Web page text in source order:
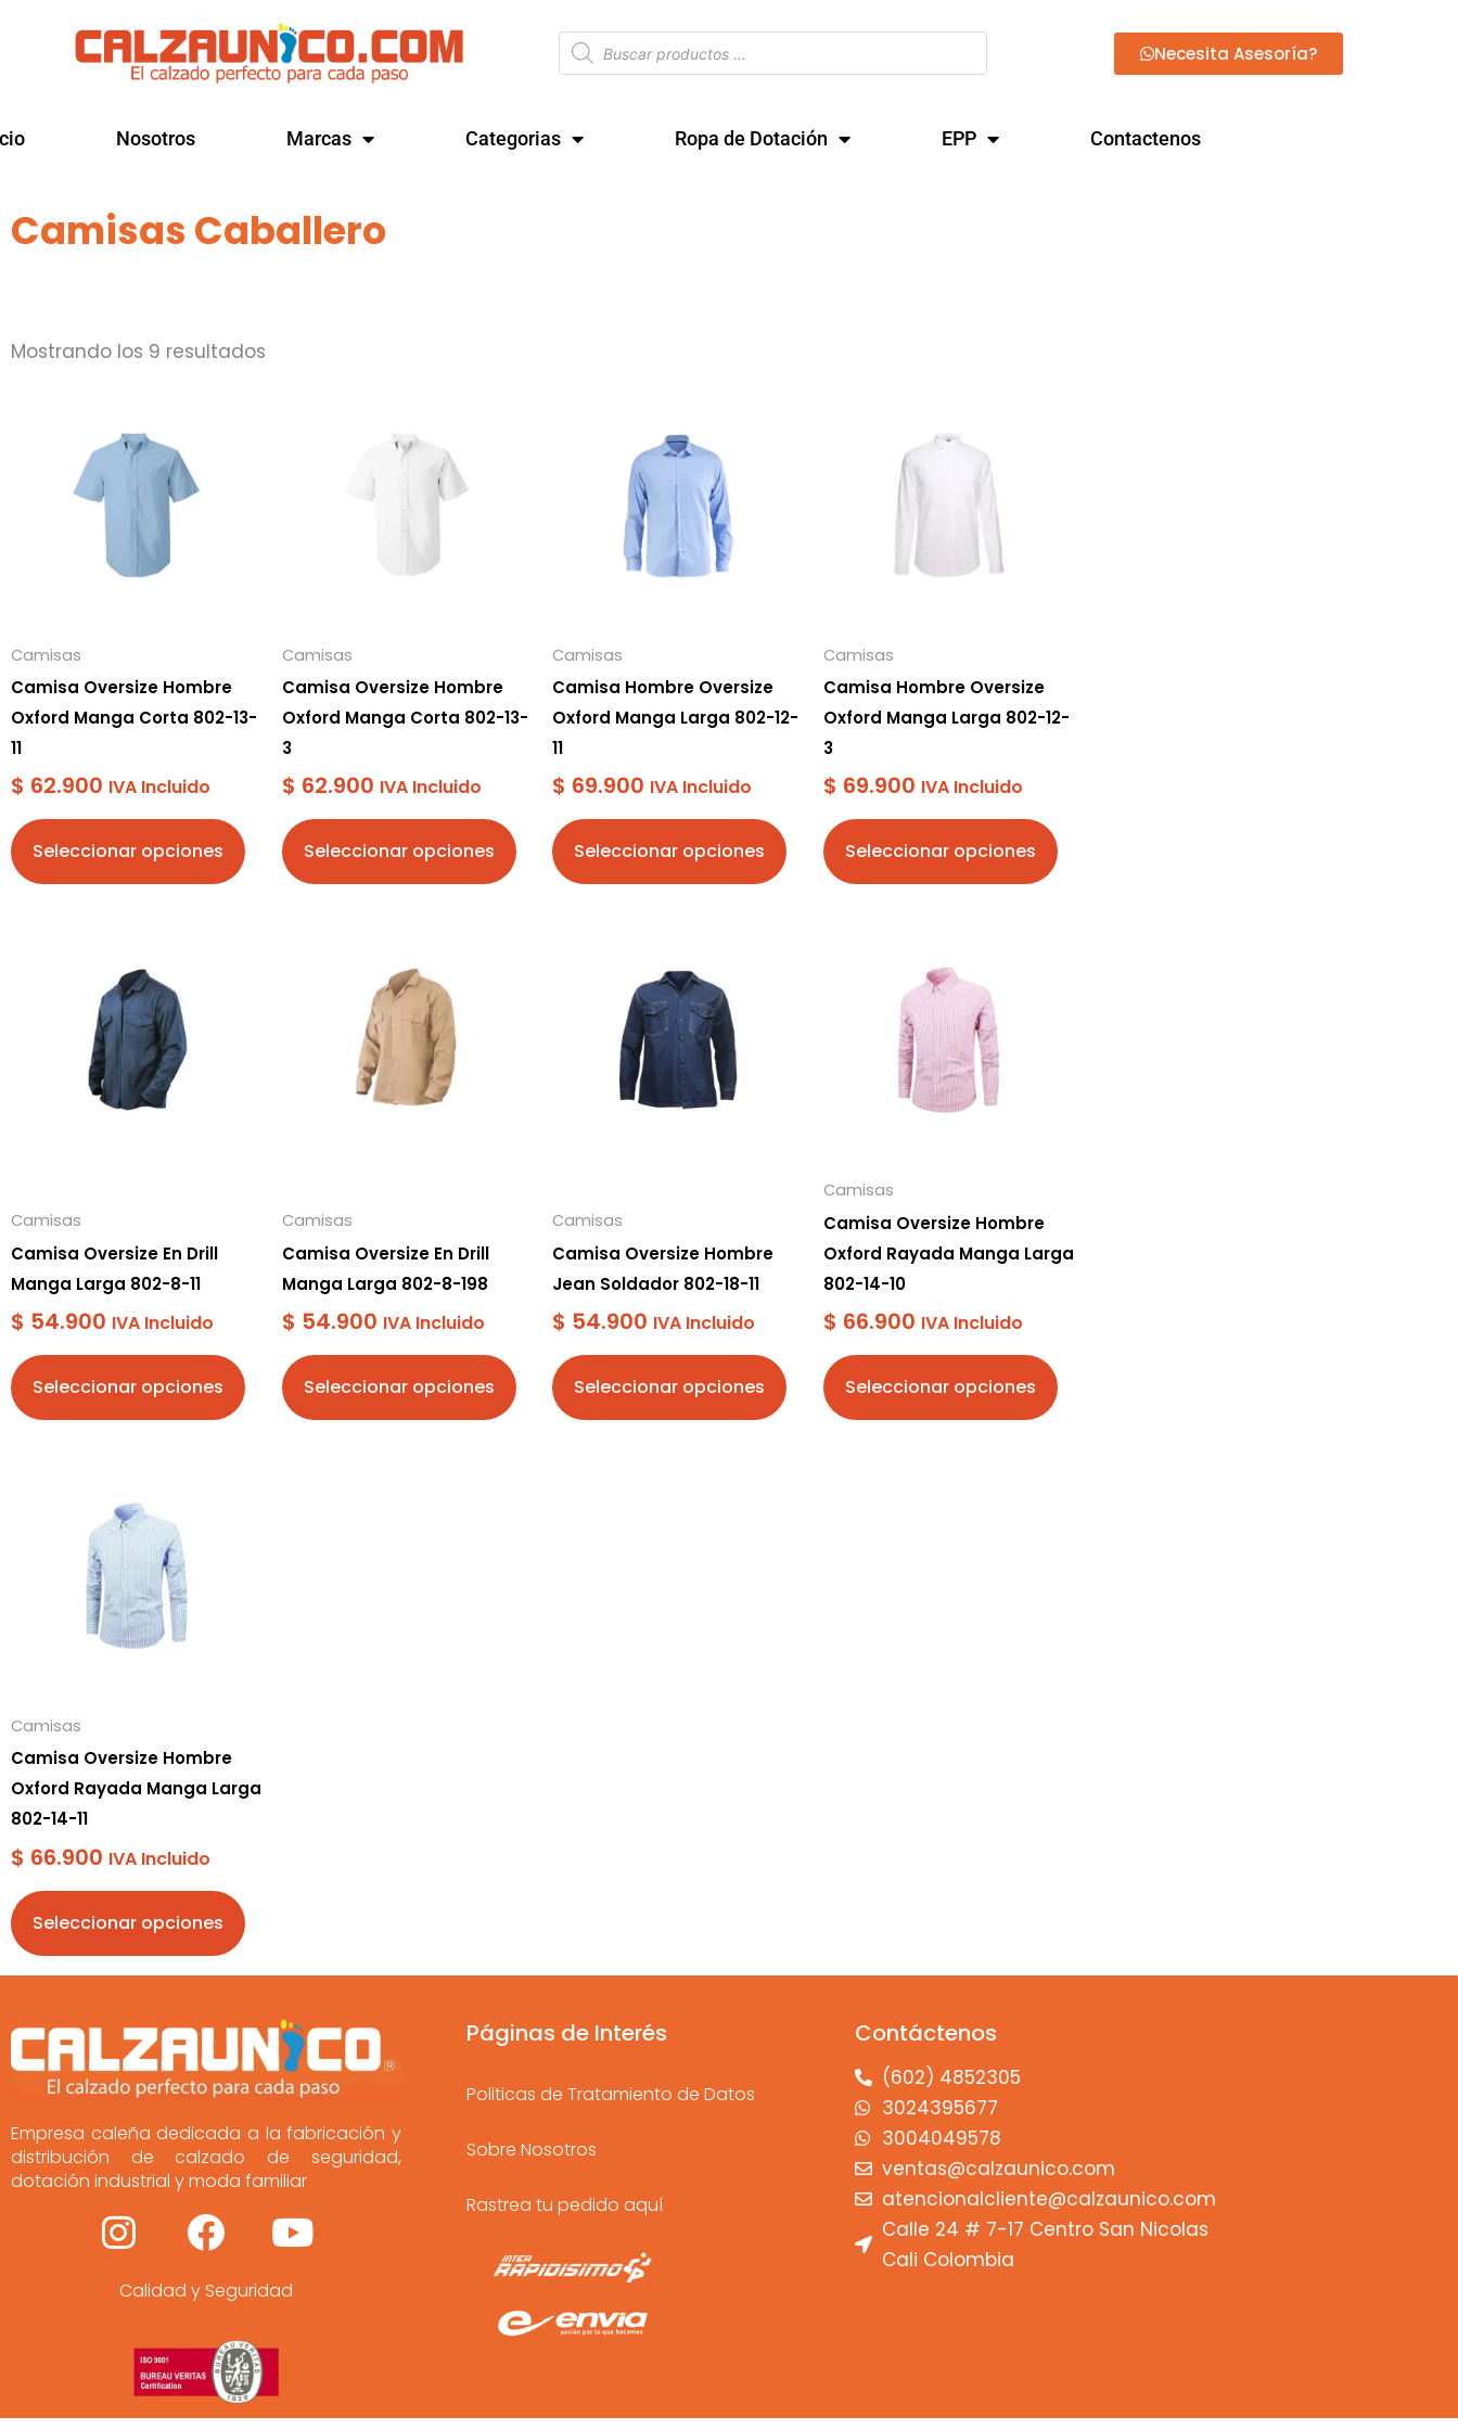
Búsqueda
de
productos
Necesita Asesoría?
Nosotros Marcas Categorias Ropa de Dotación EPP Contactenos
Camisas Caballero
Mostrando los 9 resultados
Camisas
Camisa Oversize Hombre
Oxford Manga Corta 802-13-
11
$ 62.900 IVA Incluido
Seleccionar opciones
múltiples
elegir
en
la
página
de
producto
Camisas
Camisa Oversize Hombre
Oxford Manga Corta 802-13-
3
$ 62.900 IVA Incluido
Seleccionar opciones
elegir
en
la
página
de
producto
Camisas
Camisa Hombre Oversize
Oxford Manga Larga 802-12-
11
$ 69.900 IVA Incluido
Seleccionar opciones
múltiples
variantes.
opciones
elegir
en
la
página
de
producto
Camisas
Camisa Hombre Oversize
Oxford Manga Larga 802-12-
3
$ 69.900 IVA Incluido
Seleccionar opciones
múltiples
variantes.
opciones
elegir
en
la
página
de
producto
Camisas
Camisa Oversize En Drill
Manga Larga 802-8-11
$ 54.900 IVA Incluido
Seleccionar opciones
variantes.
en
la
página
de
producto
Camisas
Camisa Oversize En Drill
Manga Larga 802-8-198
$ 54.900 IVA Incluido
Seleccionar opciones
múltiples
variantes.
en
la
página
de
producto
Camisas
Camisa Oversize Hombre
Jean Soldador 802-18-11
$ 54.900 IVA Incluido
Seleccionar opciones
múltiples
variantes.
en
la
página
de
producto
Camisas
Camisa Oversize Hombre
Oxford Rayada Manga Larga
802-14-10
$ 66.900 IVA Incluido
Seleccionar opciones
múltiples
variantes.
elegir
en
la
página
de
producto
Camisas
Camisa Oversize Hombre
Oxford Rayada Manga Larga
802-14-11
$ 66.900 IVA Incluido
Seleccionar opciones
múltiples
variantes.
elegir
en
la
página
de
producto
Empresa caleña dedicada a la fabricación y
distribución de calzado de seguridad,
dotación industrial y moda familiar
I
n
s
a
F
a
c
e
b
Y
o
u
Calidad y Seguridad
Páginas de Interés
Politicas de Tratamiento de Datos
Sobre Nosotros
Rastrea tu pedido aquí
Contáctenos
(602) 4852305
3024395677
3004049578
ventas@calzaunico.com
atencionalcliente@calzaunico.com
Calle 24 # 7-17 Centro San Nicolas
Cali Colombia